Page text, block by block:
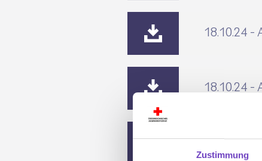
Zustimmung
18.10.24 -
18.10.24 -
18.10.24 -